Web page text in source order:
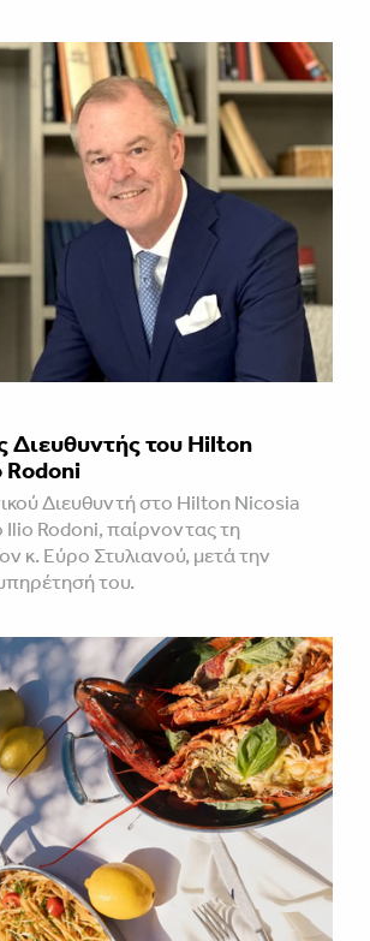
Διευθυντής του Hilton
Rodoni
Διευθυντή στο Hilton Nicosia
Rodoni, παίρνοντας τη
κ. Εύρο Στυλιανού, μετά την
του.